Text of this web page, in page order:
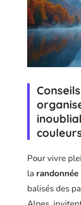
Pour vivre
la
balisés des